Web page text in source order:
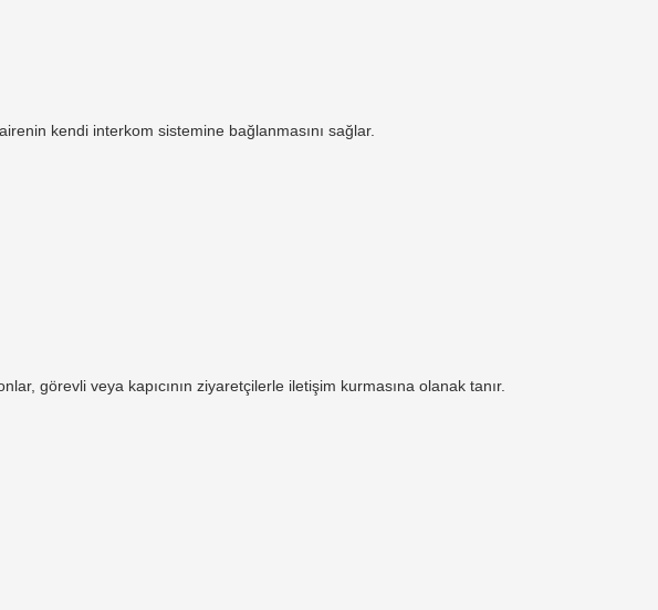
kendi interkom sistemine bağlanmasını sağlar.
görevli veya kapıcının ziyaretçilerle iletişim kurmasına olanak tanır.